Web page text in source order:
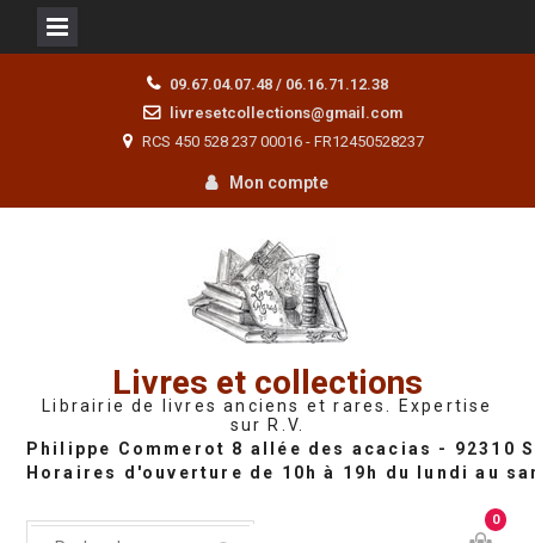
09.67.04.07.48 / 06.16.71.12.38
livresetcollections@gmail.com
RCS 450 528 237 00016 - FR12450528237
Mon compte
Livres et collections
Librairie de livres anciens et rares. Expertise
sur R.V.
0